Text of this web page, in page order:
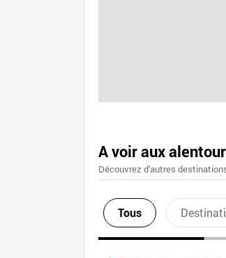
A voir aux
Découvrez d'autres
Tous